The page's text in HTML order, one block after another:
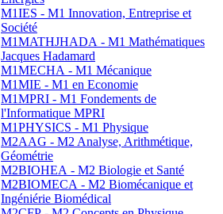
M1IES - M1 Innovation, Entreprise et
Société
M1MATHJHADA - M1 Mathématiques
Jacques Hadamard
M1MECHA - M1 Mécanique
M1MIE - M1 en Economie
M1MPRI - M1 Fondements de
l'Informatique MPRI
M1PHYSICS - M1 Physique
M2AAG - M2 Analyse, Arithmétique,
Géométrie
M2BIOHEA - M2 Biologie et Santé
M2BIOMECA - M2 Biomécanique et
Ingéniérie Biomédical